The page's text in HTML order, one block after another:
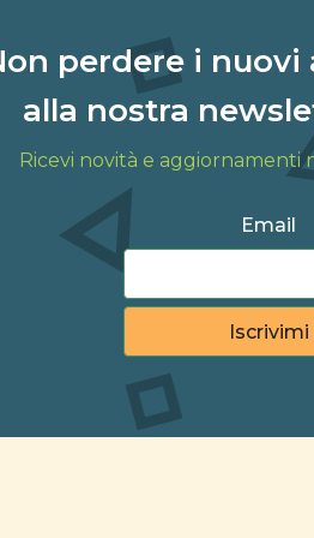
perdere i
alla nostra
Ricevi novità e aggiornamenti
Email